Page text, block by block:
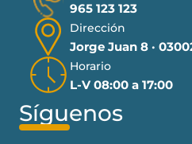
965 123 123
Dirección
Jorge Juan 8 ·
Horario
L-V 08:00 a 17:00
Síguenos